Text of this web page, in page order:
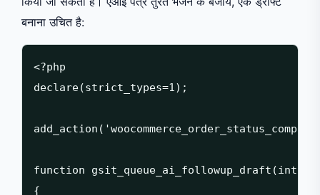
बनाना उचित है:
<?php
declare(strict_types=1);
function gsit_queue_ai_followup_draft(int
{